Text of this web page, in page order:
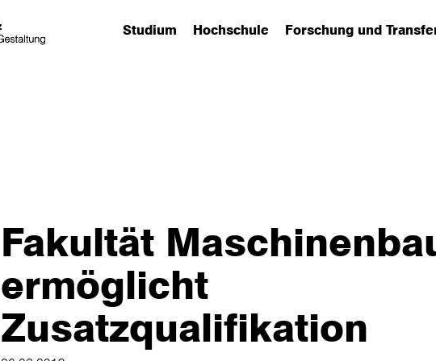
Studium
(has submenu)Hochschule
(has submenu)Forschung und
(has submenu)
Fakultät
ermöglicht
Zusatzqualifikation